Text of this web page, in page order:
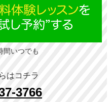
間いつでも
はコチラ
3766